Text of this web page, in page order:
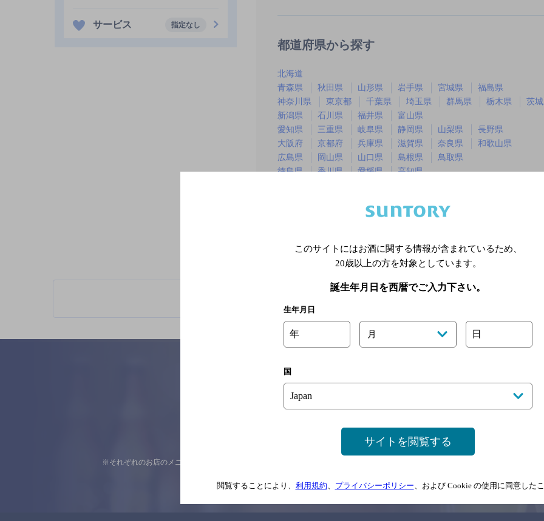
都道府県から探す
北海道
青森県
秋田県 山形県 岩手県 宮城県
福島県
神奈川県
東京都 千葉県 埼玉県 群馬県 栃木県
茨
新潟県
石川県 福井県
富山県
愛知県
三重県 岐阜県 静岡県 山梨県
長野県
大阪府
京都府 兵庫県 滋賀県 奈良県
和歌山県
広島県
岡山県 山口県 島根県
鳥取県
徳島県
香川県 愛媛県
高知県
※店舗によりハイボール取り扱い銘
サービス 指定なし
サイトマップ ご意見・ご感想 利用規約
※それぞれのお店のメニューや営業時間などの掲載情報については、 念のためお店にご確
情報提供：ぐるなび
このサイトにはお酒に関する情報が含まれているため、
20歳以上の方を対象としています。
誕生年月日を西暦でご入力下さい。
生年月日
年 月 日
国
サイトを閲覧する
閲覧することにより、 利用規約 プライバシーポリシー 、および Cookie の使用に同意した